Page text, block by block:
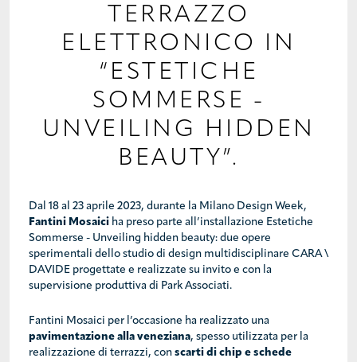
TERRAZZO
ELETTRONICO IN
“ESTETICHE
SOMMERSE -
UNVEILING HIDDEN
BEAUTY”.
Dal 18 al 23 aprile 2023, durante la Milano Design Week,
Fantini Mosaici ha preso parte all’installazione Estetiche
Sommerse - Unveiling hidden beauty: due opere
sperimentali dello studio di design multidisciplinare CARA \
DAVIDE progettate e realizzate su invito e con la
supervisione produttiva di Park Associati.
Fantini Mosaici per l’occasione ha realizzato una
pavimentazione alla veneziana, spesso utilizzata per la
realizzazione di terrazzi, con scarti di chip e schede